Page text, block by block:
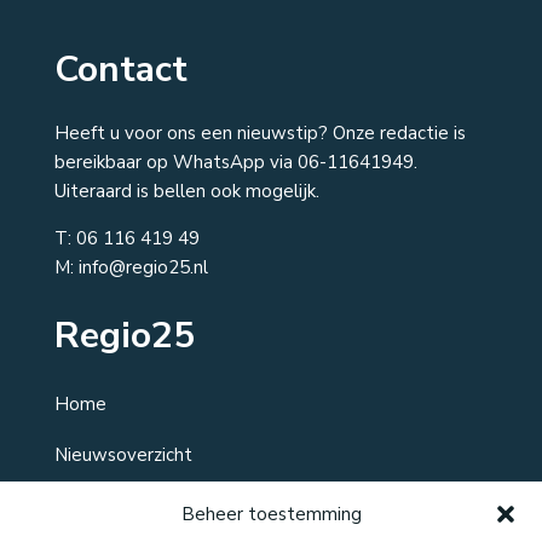
Beheer toestemming
Contact
Heeft u voor ons een nieuwstip? Onze redactie is
bereikbaar op WhatsApp via 06-11641949.
Uiteraard is bellen ook mogelijk.
T: 06 116 419 49
M: info@regio25.nl
Regio25
Home
Nieuwsoverzicht